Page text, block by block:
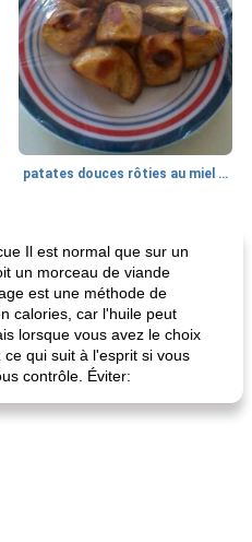
patates douces rôties au miel / kumara
Il est normal que sur un
un morceau de viande
est une méthode de
calories, car l'huile peut
lorsque vous avez le choix
qui suit à l'esprit si vous
contrôle. Éviter: